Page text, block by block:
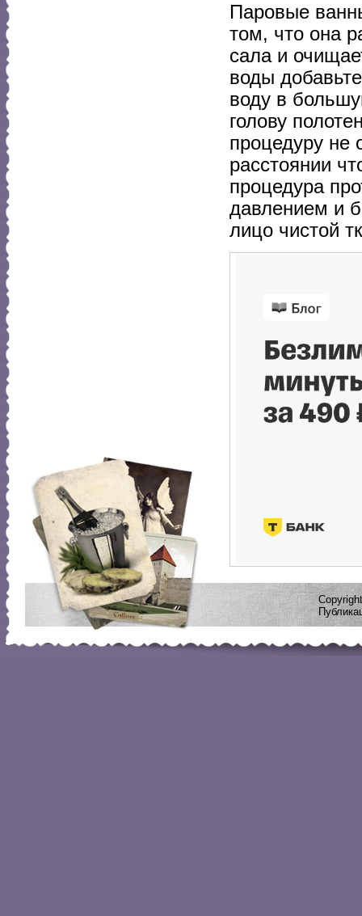
Паровые
том, что она
сала и
воды
воду в
голову
процедуру не
расстоянии
процедура
давлением и
лицо чистой